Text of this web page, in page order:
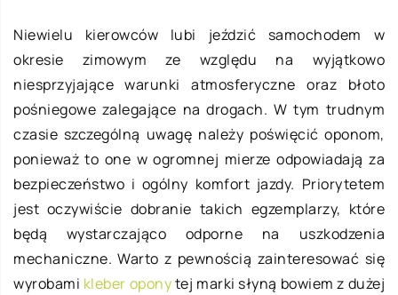
Niewielu kierowców lubi jeździć samochodem w
okresie zimowym ze względu na wyjątkowo
niesprzyjające warunki atmosferyczne oraz błoto
pośniegowe zalegające na drogach. W tym trudnym
czasie szczególną uwagę należy poświęcić oponom,
ponieważ to one w ogromnej mierze odpowiadają za
bezpieczeństwo i ogólny komfort jazdy. Priorytetem
jest oczywiście dobranie takich egzemplarzy, które
będą wystarczająco odporne na uszkodzenia
mechaniczne. Warto z pewnością zainteresować się
wyrobami kleber oponytej marki słyną bowiem z dużej